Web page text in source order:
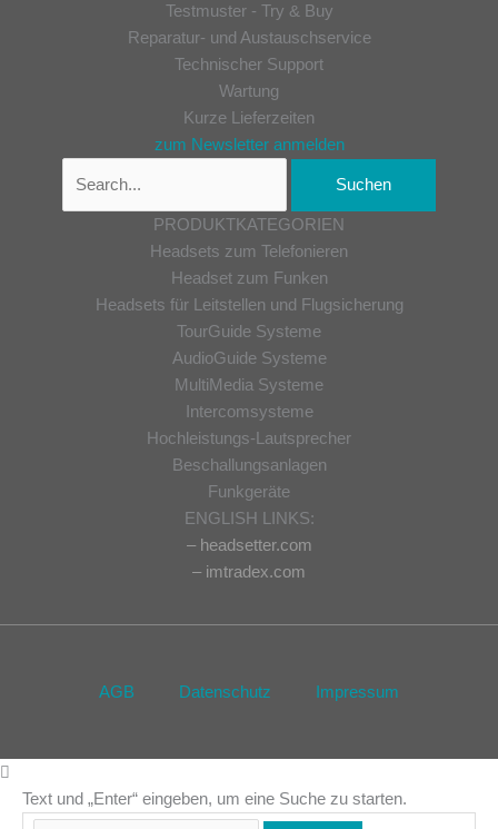
Testmuster - Try & Buy
Reparatur- und Austauschservice
Technischer Support
Wartung
Kurze Lieferzeiten
zum Newsletter anmelden
PRODUKTKATEGORIEN
Headsets zum Telefonieren
Headset zum Funken
Headsets für Leitstellen und Flugsicherung
TourGuide Systeme
AudioGuide Systeme
MultiMedia Systeme
Intercomsysteme
Hochleistungs-Lautsprecher
Beschallungsanlagen
Funkgeräte
ENGLISH LINKS:
– headsetter.com
– imtradex.com
AGB Datenschutz Impressum
Text und „Enter“ eingeben, um eine Suche zu starten.